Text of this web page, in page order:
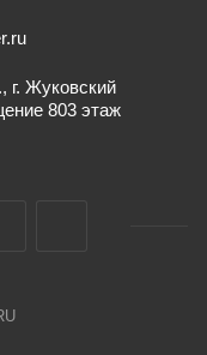
г. Жуковский
803 этаж